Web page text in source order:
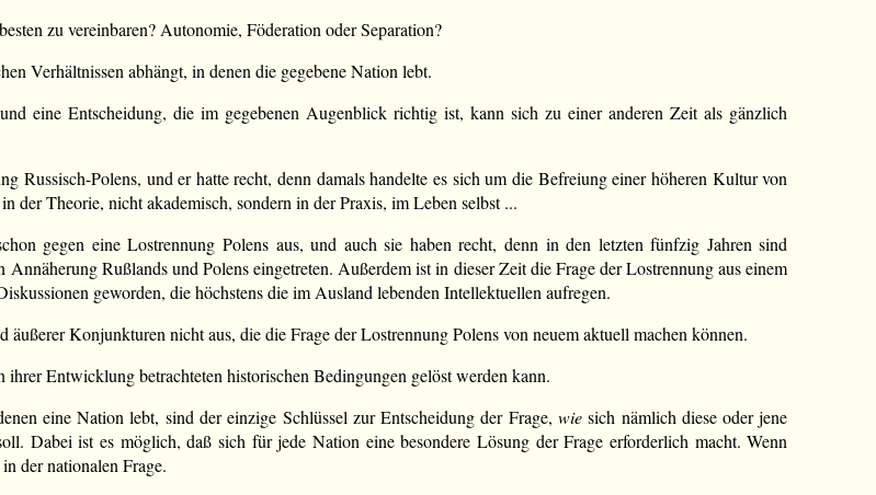
zu vereinbaren? Autonomie, Föderation oder Separation?
Verhältnissen abhängt, in denen die gegebene Nation lebt.
eine Entscheidung, die im gegebenen Augenblick richtig ist, kann sich zu einer anderen Zeit als gänzlich
Russisch-Polens, und er hatte recht, denn damals handelte es sich um die Befreiung einer höheren Kultur von
der Theorie, nicht akademisch, sondern in der Praxis, im Leben selbst ...
gegen eine Lostrennung Polens aus, und auch sie haben recht, denn in den letzten fünfzig Jahren sind
Rußlands und Polens eingetreten. Außerdem ist in dieser Zeit die Frage der Lostrennung aus einem
geworden, die höchstens die im Ausland lebenden Intellektuellen aufregen.
Konjunkturen nicht aus, die die Frage der Lostrennung Polens von neuem aktuell machen können.
Entwicklung betrachteten historischen Bedingungen gelöst werden kann.
eine Nation lebt, sind der einzige Schlüssel zur Entscheidung der Frage, wiesich nämlich diese oder jene
Dabei ist es möglich, daß sich für jede Nation eine besondere Lösung der Frage erforderlich macht. Wenn
der nationalen Frage.